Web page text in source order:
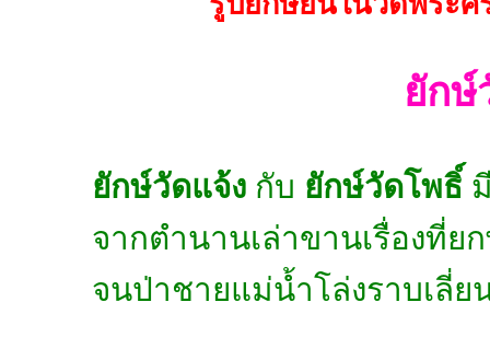
ยักษ์
ยักษ์วัดแจ้งกับ ยักษ์วัดโพธิ์
จากตำนานเล่าขานเรื่องที่ย
จนป่าชายแม่น้ำโล่งราบเลี่ย